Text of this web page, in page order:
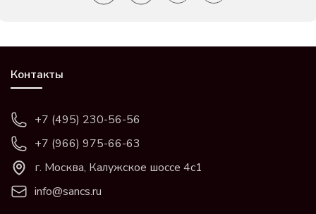
Контакты
+7 (495) 230-56-56
+7 (966) 975-66-63
г. Москва, Калужское шоссе 4с1
info@sancs.ru